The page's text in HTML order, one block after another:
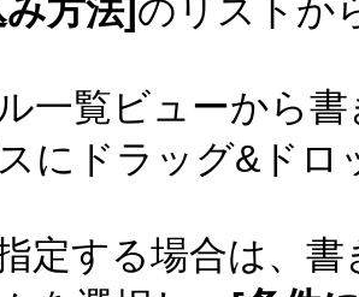
方法]のリストか
一覧ビューから
にドラッグ&ドロ
定する場合は、